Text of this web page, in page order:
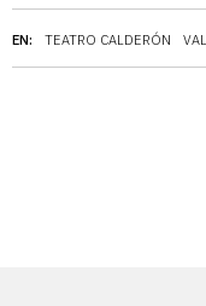
EN: TEATRO CALDERÓN